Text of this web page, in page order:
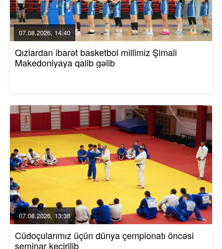
07.08.2026, 14:40
Qızlardan ibarət basketbol millimiz Şimali
Makedoniyaya qalib gəlib
07.08.2026, 13:38
Cüdoçularımız üçün dünya çempionatı öncəsi
seminar keçirilib